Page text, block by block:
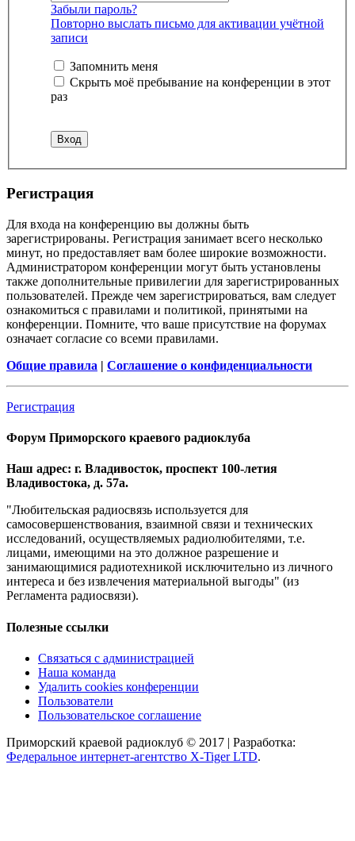
Забыли пароль?
Повторно выслать письмо для активации учётной
записи
Запомнить меня
Скрыть моё пребывание на конференции в этот
раз
Регистрация
Для входа на конференцию вы должны быть
зарегистрированы. Регистрация занимает всего несколько
минут, но предоставляет вам более широкие возможности.
Администратором конференции могут быть установлены
также дополнительные привилегии для зарегистрированных
пользователей. Прежде чем зарегистрироваться, вам следует
ознакомиться с правилами и политикой, принятыми на
конференции. Помните, что ваше присутствие на форумах
означает согласие со всеми правилами.
Общие правила | Соглашение о конфиденциальности
Регистрация
Форум Приморского краевого радиоклуба
Наш адрес: г. Владивосток, проспект 100-летия
Владивостока, д. 57а.
"Любительская радиосвязь используется для
самосовершенствования, взаимной связи и технических
исследований, осуществляемых радиолюбителями, т.е.
лицами, имеющими на это должное разрешение и
занимающимися радиотехникой исключительно из личного
интереса и без извлечения материальной выгоды" (из
Регламента радиосвязи).
Полезные ссылки
Связаться с администрацией
Наша команда
Удалить cookies конференции
Пользователи
Пользовательское соглашение
Приморский краевой радиоклуб © 2017 | Разработка:
Федеральное интернет-агентство X-Tiger LTD.